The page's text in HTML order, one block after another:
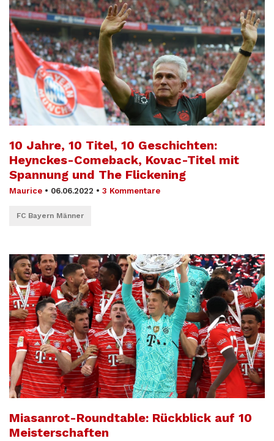
10 Jahre, 10 Titel, 10 Geschichten:
Heynckes-Comeback, Kovac-Titel mit
Spannung und The Flickening
Maurice • 06.06.2022 • 3 Kommentare
FC Bayern Männer
Miasanrot-Roundtable: Rückblick auf 10
Meisterschaften